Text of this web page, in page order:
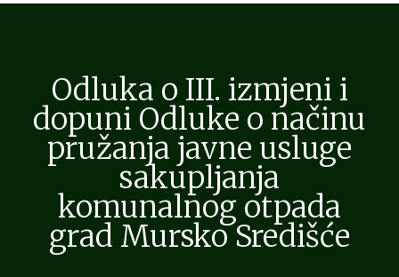
Odluka o III. izmjeni i
dopuni Odluke o načinu
pružanja javne usluge
sakupljanja
komunalnog otpada
grad Mursko Središće